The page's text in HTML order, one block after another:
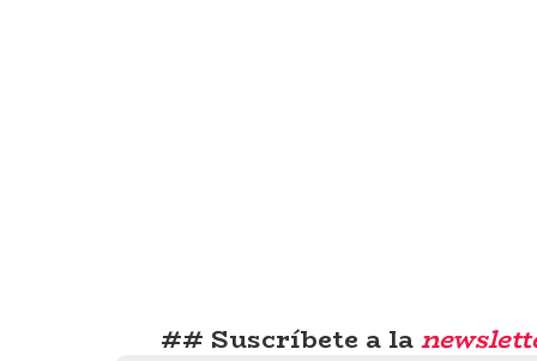
## Suscríbete a la